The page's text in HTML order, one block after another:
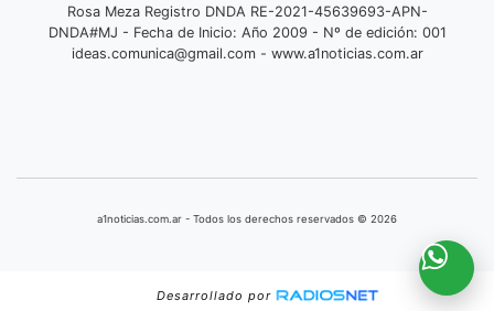
Rosa Meza Registro DNDA RE-2021-45639693-APN-
DNDA#MJ - Fecha de Inicio: Año 2009 - Nº de edición: 001
ideas.comunica@gmail.com- www.a1noticias.com.ar
a1noticias.com.ar - Todos los derechos reservados © 2026
Desarrollado por